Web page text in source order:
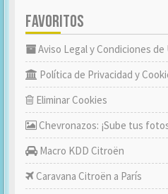
FAVORITOS
Aviso Legal y Condiciones de
Política de Privacidad y
Eliminar Cookies
Chevronazos: ¡Sube tus
Macro KDD Citroën
Caravana Citroën a París